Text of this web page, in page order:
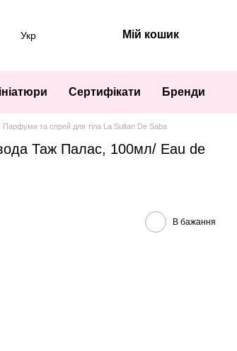
Укр Мій кошик
Сертифікати Бренди
Парфуми та спрей для тіла La Sultan De Saba
Таж Палас, 100мл/ Eau de
В бажання